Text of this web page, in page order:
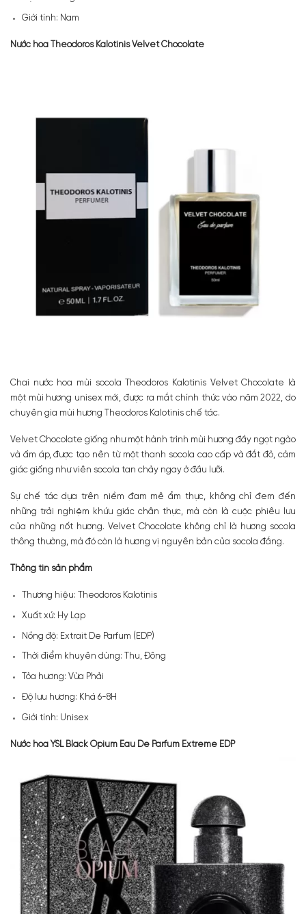
Giới tính: Nam
Nước hoa Theodoros Kalotinis Velvet Chocolate
Chai nước hoa mùi socola Theodoros Kalotinis Velvet Chocolate là
một mùi hương unisex mới, được ra mắt chính thức vào năm 2022, do
chuyên gia mùi hương Theodoros Kalotinis chế tác.
Velvet Chocolate giống như một hành trình mùi hương đầy ngọt ngào
và ấm áp, được tạo nên từ một thanh socola cao cấp và đắt đỏ, cảm
giác giống như viên socola tan chảy ngay ở đầu lưỡi.
Sự chế tác dựa trên niềm đam mê ẩm thực, không chỉ đem đến
những trải nghiệm khứu giác chân thực, mà còn là cuộc phiêu lưu
của những nốt hương. Velvet Chocolate không chỉ là hương socola
thông thường, mà đó còn là hương vị nguyên bản của socola đắng.
Thông tin sản phẩm
Thương hiệu: Theodoros Kalotinis
Xuất xứ: Hy Lạp
Nồng độ: Extrait De Parfum (EDP)
Thời điểm khuyên dùng: Thu, Đông
Tỏa hương: Vừa Phải
Độ lưu hương: Khá 6-8H
Giới tính: Unisex
Nước hoa YSL Black Opium Eau De Parfum Extreme EDP